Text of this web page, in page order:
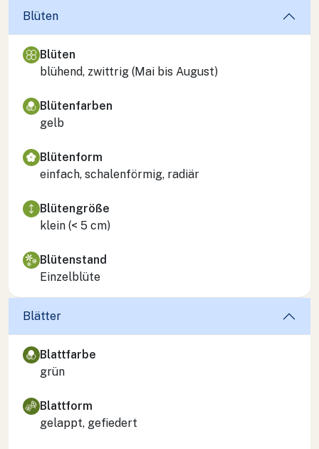
Blüten
Blüten
blühend, zwittrig (Mai bis August)
Blütenfarben
gelb
Blütenform
einfach, schalenförmig, radiär
Blütengröße
klein (< 5 cm)
Blütenstand
Einzelblüte
Blätter
Blattfarbe
grün
Blattform
gelappt, gefiedert